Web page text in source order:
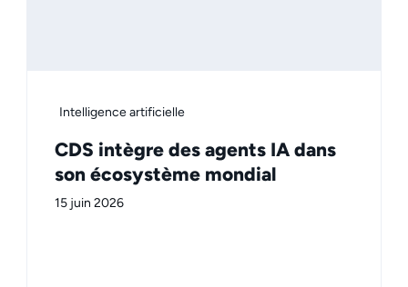
Intelligence artificielle
CDS intègre des agents IA dans
son écosystème mondial
15 juin 2026